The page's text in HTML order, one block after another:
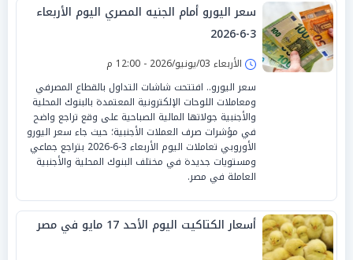
سعر اليورو أمام الجنيه المصري اليوم الأربعاء
3-6-2026
الأربعاء 03/يونيو/2026 - 12:00 م
سعر اليورو.. افتتحت شاشات التداول بالقطاع المصرفي
ومعاملات اللوحات الإلكترونية المعتمدة بالبنوك المحلية
والأجنبية جولاتها المالية الصباحية على وقع تراجع واضح
في مؤشرات صرف العملات الأجنبية؛ حيث جاء سعر اليورو
الأوروبي تعاملات اليوم الأربعاء 3-6-2026 بتراجع جماعي
ومستويات جديدة في مختلف البنوك المحلية والأجنبية
العاملة في مصر.
أسعار الكتاكيت اليوم الأحد 17 مايو في مصر